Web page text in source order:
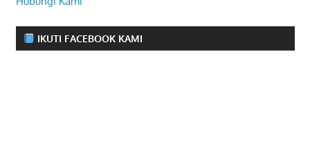
IKUTI FACEBOOK KAMI